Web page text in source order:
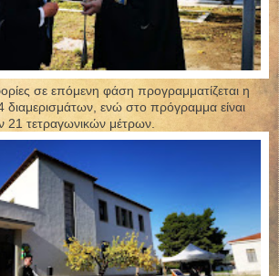
σε επόμενη φάση προγραμματίζεται η
ενώ στο πρόγραμμα είναι
21 τετραγωνικών μέτρων.